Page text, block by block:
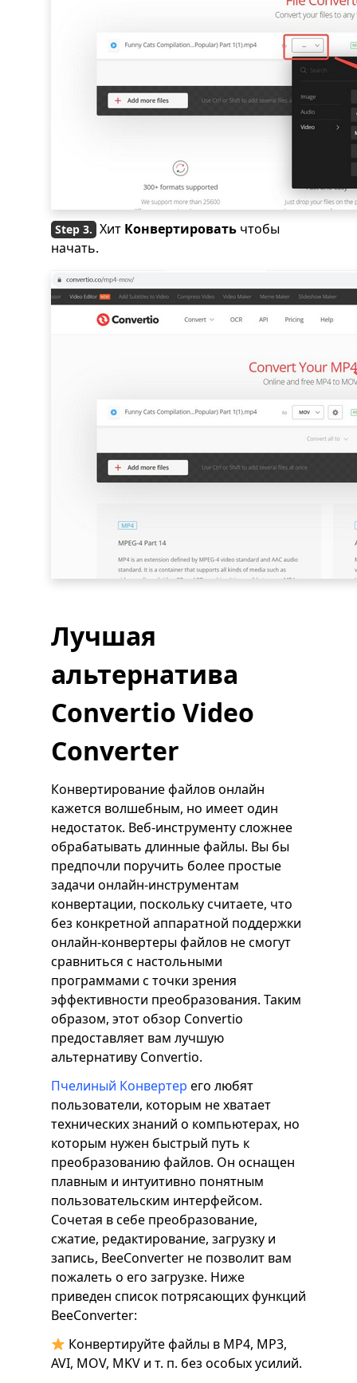
Хит Конвертировать чтобы
начать.
Лучшая
альтернатива
Convertio Video
Converter
Конвертирование файлов онлайн
кажется волшебным, но имеет один
недостаток. Веб-инструменту сложнее
обрабатывать длинные файлы. Вы бы
предпочли поручить более простые
задачи онлайн-инструментам
конвертации, поскольку считаете, что
без конкретной аппаратной поддержки
онлайн-конвертеры файлов не смогут
сравниться с настольными
программами с точки зрения
эффективности преобразования. Таким
образом, этот обзор Convertio
предоставляет вам лучшую
альтернативу Convertio.
Пчелиный Конвертер его любят
пользователи, которым не хватает
технических знаний о компьютерах, но
которым нужен быстрый путь к
преобразованию файлов. Он оснащен
плавным и интуитивно понятным
пользовательским интерфейсом.
Сочетая в себе преобразование,
сжатие, редактирование, загрузку и
запись, BeeConverter не позволит вам
пожалеть о его загрузке. Ниже
приведен список потрясающих функций
BeeConverter:
Конвертируйте файлы в MP4, MP3,
AVI, MOV, MKV и т. п. без особых усилий.